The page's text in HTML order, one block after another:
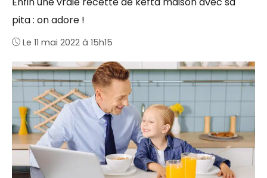
pita : on adore !
Le 11 mai 2022 à 15h15